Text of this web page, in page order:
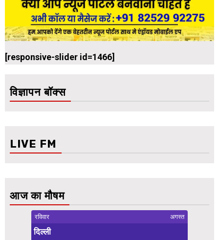
[responsive-slider id=1466]
विज्ञापन बॉक्स
LIVE FM
आज का मौषम
रविवार अगस्त
दिल्ली